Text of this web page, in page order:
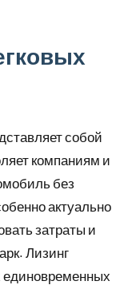
собой
компаниям и
без
актуально
затраты и
Лизинг
единовременных